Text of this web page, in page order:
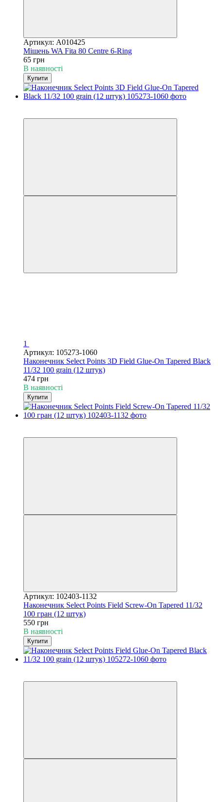
Артикул: A010425
Мішень WA Fita 80 Centre 6-Ring
65 грн
В наявності
Купити
1
Артикул: 105273-1060
Наконечник Select Points 3D Field Glue-On Tapered Black
11/32 100 grain (12 штук)
474 грн
В наявності
Купити
Артикул: 102403-1132
Наконечник Select Points Field Screw-On Tapered 11/32
100 гран (12 штук)
550 грн
В наявності
Купити